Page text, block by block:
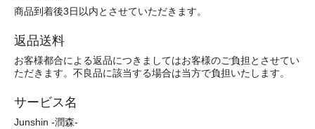
商品到着後3日以内とさせていただきます。
返品送料
お客様都合による返品につきましてはお客様のご負担とさせてい
ただきます。不良品に該当する場合は当方で負担いたします。
サービス名
Junshin -潤森-